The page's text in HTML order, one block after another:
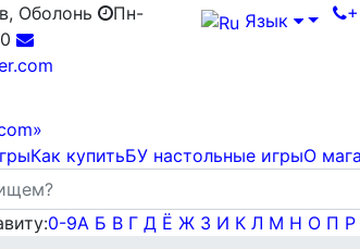
Оболонь
Пн-
Язык
Как купитьБУ настольные игрыО
0-9А Б В Г Д Ё Ж З И К Л М Н О П Р